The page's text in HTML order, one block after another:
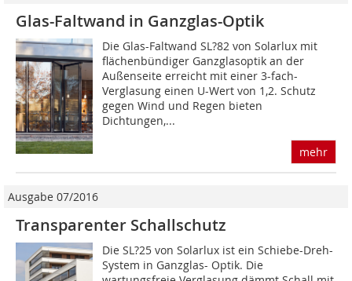
Glas-Faltwand in Ganzglas-Optik
Die Glas-Faltwand SL?82 von Solarlux mit
flächenbündiger Ganzglasoptik an der
Außenseite erreicht mit einer 3-fach-
Verglasung einen U-Wert von 1,2. Schutz
gegen Wind und Regen bieten
Dichtungen,...
mehr
Ausgabe 07/2016
Transparenter Schallschutz
Die SL?25 von Solarlux ist ein Schiebe-Dreh-
System in Ganzglas- Optik. Die